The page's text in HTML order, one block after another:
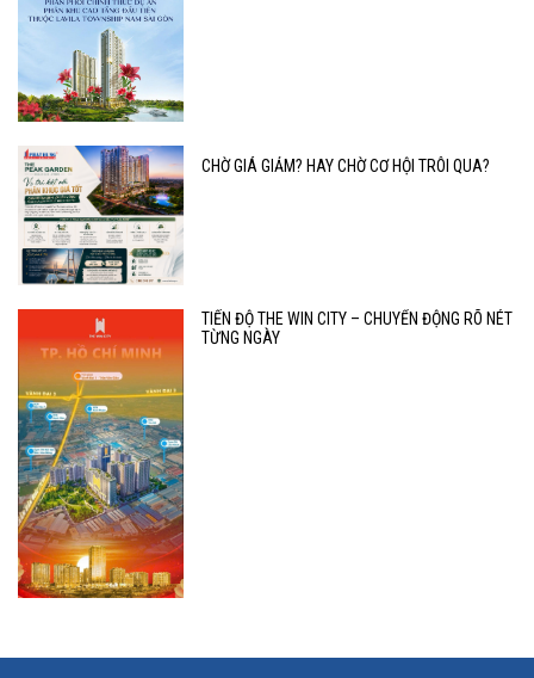
CHỜ GIÁ GIẢM? HAY CHỜ CƠ HỘI TRÔI QUA?
TIẾN ĐỘ THE WIN CITY – CHUYỂN ĐỘNG RÕ NÉT
TỪNG NGÀY